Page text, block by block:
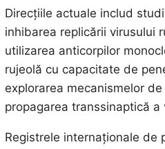
Direcțiile actuale includ
inhibarea replicării virusului
utilizarea anticorpilor
rujeolă cu capacitate de
explorarea mecanismelor
propagarea transsinaptică a
Registrele internaționale de